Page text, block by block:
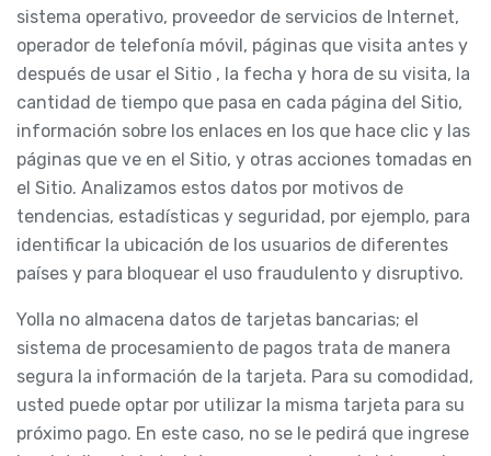
sistema operativo, proveedor de servicios de Internet,
operador de telefonía móvil, páginas que visita antes y
después de usar el Sitio , la fecha y hora de su visita, la
cantidad de tiempo que pasa en cada página del Sitio,
información sobre los enlaces en los que hace clic y las
páginas que ve en el Sitio, y otras acciones tomadas en
el Sitio. Analizamos estos datos por motivos de
tendencias, estadísticas y seguridad, por ejemplo, para
identificar la ubicación de los usuarios de diferentes
países y para bloquear el uso fraudulento y disruptivo.
Yolla no almacena datos de tarjetas bancarias; el
sistema de procesamiento de pagos trata de manera
segura la información de la tarjeta. Para su comodidad,
usted puede optar por utilizar la misma tarjeta para su
próximo pago. En este caso, no se le pedirá que ingrese